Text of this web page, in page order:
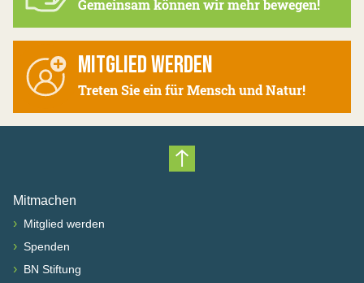
Gemeinsam können wir mehr bewegen!
MITGLIED WERDEN
Treten Sie ein für Mensch und Natur!
Nach oben scrollen
Mitmachen
› Mitglied werden
› Spenden
› BN Stiftung